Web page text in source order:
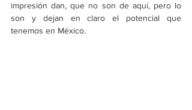
impresión dan, que no son de aquí, pero lo
son y dejan en claro el potencial que
tenemos en México.